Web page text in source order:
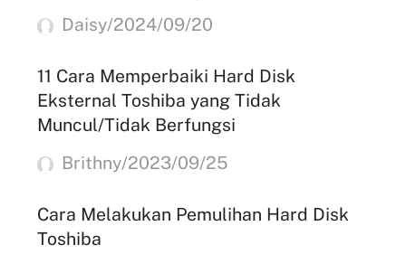
Daisy/2024/09/20
11 Cara Memperbaiki Hard Disk
Eksternal Toshiba yang Tidak
Muncul/Tidak Berfungsi
Brithny/2023/09/25
Cara Melakukan Pemulihan Hard Disk
Toshiba